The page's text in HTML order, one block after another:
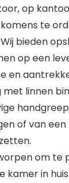
op
te
bieden
op een
en
linnen
of van
om te
kamer in